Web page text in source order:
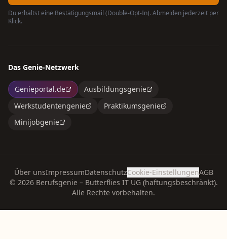
Du erhältst eine Bestätigungsmail (Double-Opt-In). Abmelden jederzeit per
Klick.
Das Genie-Netzwerk
Genieportal.de
Ausbildungsgenie
Werkstudentengenie
Praktikumsgenie
Minijobgenie
Über unsImpressumDatenschutzCookie-EinstellungenAGB
© 2026Berufsgenie – Butterflies IT UG (haftungsbeschränkt).
Alle Rechte vorbehalten.